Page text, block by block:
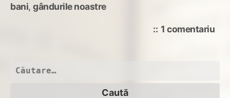
bani, gândurile noastre
1 comentariula
Caută